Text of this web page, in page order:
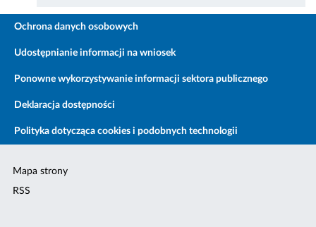
Ochrona danych osobowych
Udostępnianie informacji na wniosek
Ponowne wykorzystywanie informacji sektora publicznego
Deklaracja dostępności
Polityka dotycząca cookies i podobnych technologii
Mapa strony
RSS